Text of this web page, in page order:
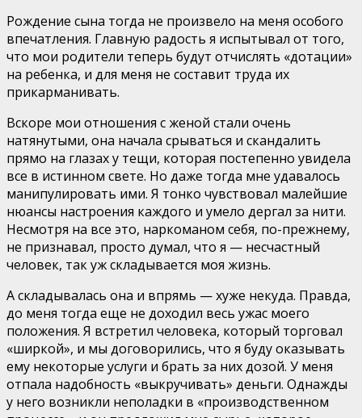
Рождение сына тогда не произвело на меня особого
впечатления. Главную радость я испытывал от того,
что мои родители теперь будут отчислять «дотации»
на ребенка, и для меня не составит труда их
прикарманивать.
Вскоре мои отношения с женой стали очень
натянутыми, она начала срываться и скандалить
прямо на глазах у тещи, которая постепенно увидела
все в истинном свете. Но даже тогда мне удавалось
манипулировать ими. Я тонко чувствовал малейшие
нюансы настроения каждого и умело дергал за нити.
Несмотря на все это, наркоманом себя, по-прежнему,
не признавал, просто думал, что я — несчастный
человек, так уж складывается моя жизнь.
А складывалась она и впрямь — хуже некуда. Правда,
до меня тогда еще не доходил весь ужас моего
положения. Я встретил человека, который торговал
«ширкой», и мы договорились, что я буду оказывать
ему некоторые услуги и брать за них дозой. У меня
отпала надобность «выкручивать» деньги. Однажды
у него возникли неполадки в «производственном